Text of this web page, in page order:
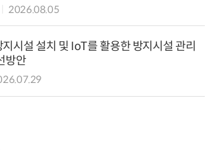
2026.08.05
시설 설치 및 IoT를 활용한 방지시설 관리
방안